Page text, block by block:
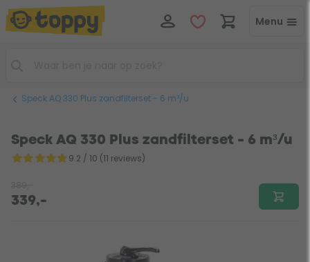
Menu
Speck AQ 330 Plus zandfilterset - 6 m³/u
Speck AQ 330 Plus zandfilterset - 6 m³/u
9.2 / 10 (11 reviews)
339,-